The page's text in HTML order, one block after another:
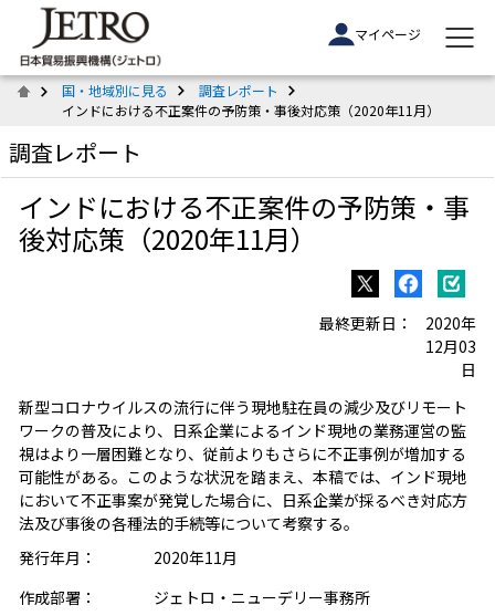
マイページ
国・地域別に見る
調査レポート
インドにおける不正案件の予防策・事後対応策（2020年11月）
調査レポート
インドにおける不正案件の予防策・事
後対応策（2020年11月）
2020年
12月03
日
最終更新日：
新型コロナウイルスの流行に伴う現地駐在員の減少及びリモート
ワークの普及により、日系企業によるインド現地の業務運営の監
視はより一層困難となり、従前よりもさらに不正事例が増加する
可能性がある。このような状況を踏まえ、本稿では、インド現地
において不正事案が発覚した場合に、日系企業が採るべき対応方
法及び事後の各種法的手続等について考察する。
発行年月：
2020年11月
作成部署：
ジェトロ・ニューデリー事務所